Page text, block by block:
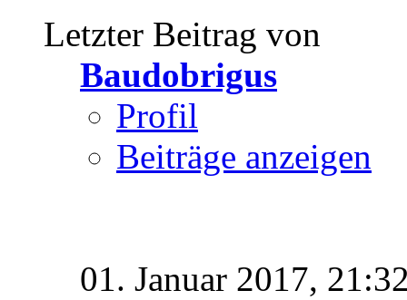
Letzter Beitrag von
Baudobrigus
Profil
Beiträge anzeigen
01. Januar 2017,